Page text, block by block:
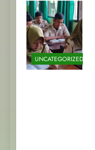
UNCATEGORIZED